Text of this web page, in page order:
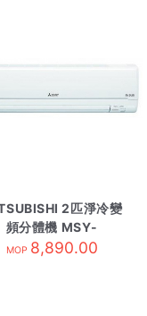
2匹淨冷變
頻分體機 MSY-
GK18VA-內 R410A
MOP 8,890.00